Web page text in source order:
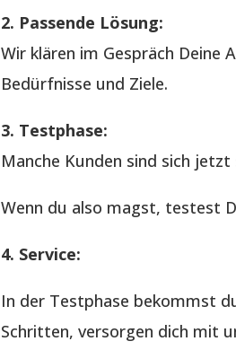
2. Passende Lösung:
Wir klären im Gespräch Deine
Bedürfnisse und Ziele.
3. Testphase:
Manche Kunden sind sich
Wenn du also magst, testest
4. Service:
In der Testphase bekommst
Schritten, versorgen dich mit